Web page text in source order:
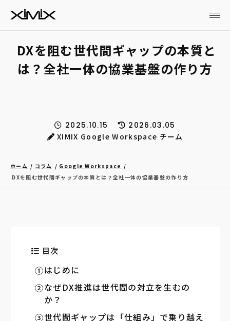
DXを阻む世代間ギャップの本質と
は？全社一体の協業基盤の作り方
2025.10.15
2026.03.05
XIMIX Google Workspace チーム
ホーム コラム
Google Workspace
DXを阻む世代間ギャップの本質とは？全社一体の協業基盤の作り方
目次
はじめに
なぜDX推進は世代間の対立を生むの
か？
世代間ギャップは「仕組み」で乗り越え